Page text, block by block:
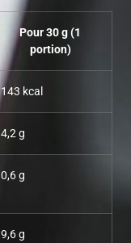
Pour 30 g (1
portion)
143 kcal
4,2 g
0,6 g
9,6 g